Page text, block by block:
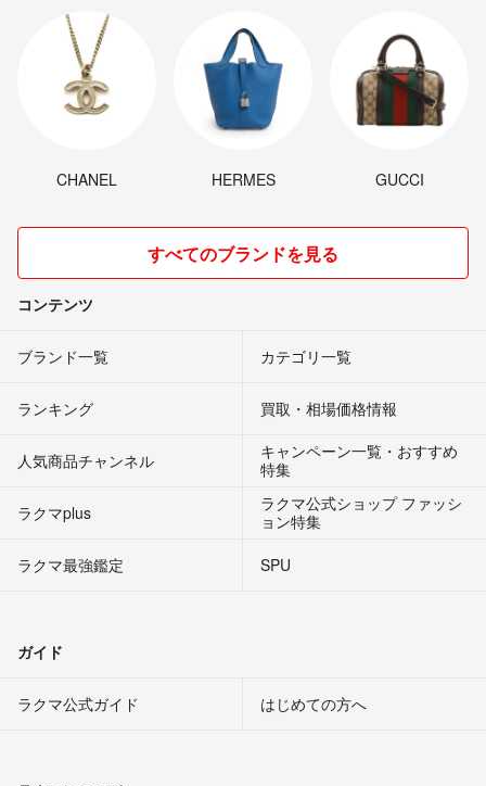
CHANEL HERMES GUCCI
すべてのブランドを見る
コンテンツ
ブランド一覧 カテゴリ一覧
ランキング 買取・相場価格情報
人気商品チャンネル
キャンペーン一覧・おすすめ
特集
ラクマplus
ラクマ公式ショップ ファッシ
ョン特集
ラクマ最強鑑定
SPU
ガイド
ラクマ公式ガイド はじめての方へ